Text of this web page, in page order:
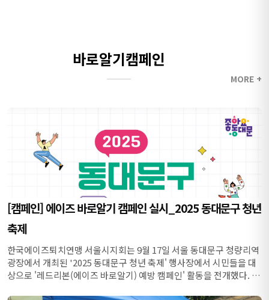
바로알기캠페인
MORE +
[캠페인] 에이즈 바로알기 캠페인 실시_2025 동대문구 청년
축제
한국에이즈퇴치연맹 서울시지회는 9월 17일 서울 동대문구 청량리역
광장에서 개최된 '2025 동대문구 청년 축제' 행사장에서 시민들을 대
상으로 '레드리본(에이즈 바로알기) 예방 캠페인' 활동을 전개했다. 이